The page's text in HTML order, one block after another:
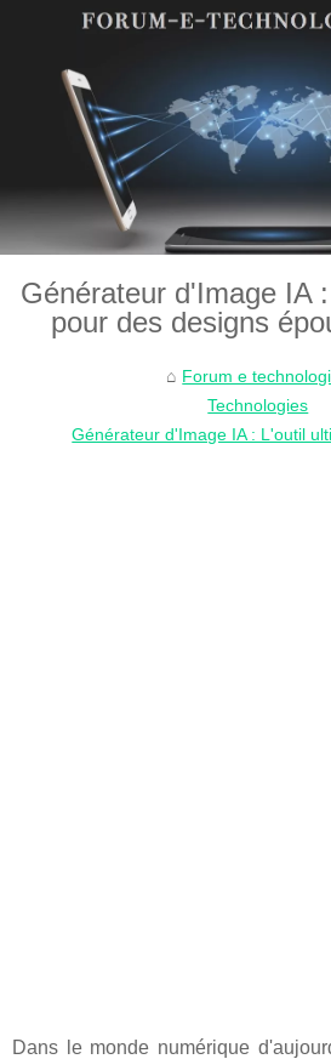
Générateur d'Image IA
pour des designs
Forum e
Technologies
Générateur d'Image IA : L'outil
Dans le monde numérique